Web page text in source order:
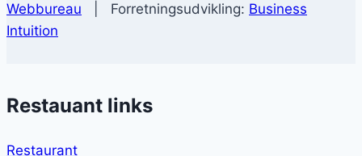
Webbureau | Forretningsudvikling: Business
Intuition
Restauant links
Restaurant